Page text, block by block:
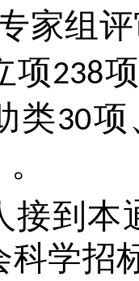
家组
项238
类30项
接到本
科学招